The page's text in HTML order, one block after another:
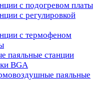
с подогревом платы
с регулировкой
с термофеном
паяльные станции
BGA
паяльные